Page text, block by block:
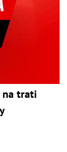
na trati